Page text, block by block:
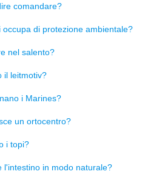
comandare?
occupa di protezione ambientale?
nel salento?
il leitmotiv?
i Marines?
un ortocentro?
i topi?
l'intestino in modo naturale?